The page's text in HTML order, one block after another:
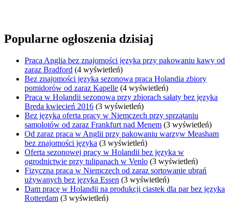
Popularne ogłoszenia dzisiaj
Praca Anglia bez znajomości języka przy pakowaniu kawy od
zaraz Bradford (4 wyświetleń)
Bez znajomości języka sezonowa praca Holandia zbiory
pomidorów od zaraz Kapelle (4 wyświetleń)
Praca w Holandii sezonowa przy zbiorach sałaty bez języka
Breda kwiecień 2016 (3 wyświetleń)
Bez języka oferta pracy w Niemczech przy sprzątaniu
samolotów od zaraz Frankfurt nad Menem (3 wyświetleń)
Od zaraz praca w Anglii przy pakowaniu warzyw Measham
bez znajomości języka (3 wyświetleń)
Oferta sezonowej pracy w Holandii bez języka w
ogrodnictwie przy tulipanach w Venlo (3 wyświetleń)
Fizyczna praca w Niemczech od zaraz sortowanie ubrań
używanych bez języka Essen (3 wyświetleń)
Dam pracę w Holandii na produkcji ciastek dla par bez języka
Rotterdam (3 wyświetleń)